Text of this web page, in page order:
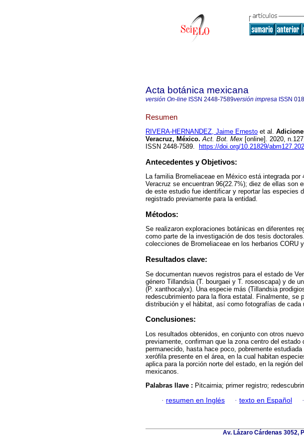
Acta botánica mexicana
versión On-line ISSN 2448-7589versión impresa ISSN
Resumen
RIVERA-HERNANDEZ, Jaime Ernesto et al.
Veracruz, México. Act. Bot. Mex [online]. 2020,
ISSN 2448-7589.
https://doi.org/10.21829/
Antecedentes y Objetivos:
La familia Bromeliaceae en México está integrada
Veracruz se encuentran 96(22.7%); diez de ellas son
de este estudio fue identificar y reportar las especies
registrado previamente para la entidad.
Métodos:
Se realizaron exploraciones botánicas en diferentes
como parte de la investigación de dos tesis
colecciones de Bromeliaceae en los herbarios CORU
Resultados clave:
Se documentan nuevos registros para el estado de
género Tillandsia (T. bourgaei y T. roseoscapa) y de
(P. xanthocalyx). Una especie más (Tillandsia
redescubrimiento para la flora estatal. Finalmente, se
distribución y el hábitat, así como fotografías de cada
Conclusiones:
Los resultados obtenidos, en conjunto con otros
previamente, confirman que la zona centro del
permanecido, hasta hace poco, pobremente
xerófila presente en el área, en la cual habitan
aplica para la porción norte del estado, en la región
mexicanos.
Palabras llave : Pitcairnia; primer registro;
· resumen en Inglés · texto en Español ·
Av. Lázaro Cárdenas 3052,